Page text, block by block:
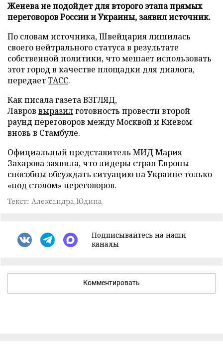
Женева не подойдет для второго этапа прямых
переговоров России и Украины, заявил источник.
По словам источника, Швейцария лишилась
своего нейтрального статуса в результате
собственной политики, что мешает использовать
этот город в качестве площадки для диалога,
передаетТАСС.
Как писала газета ВЗГЛЯД,
Лавров выразилготовность провести второй
раунд переговоров между Москвой и Киевом
вновь в Стамбуле.
Официальный представитель МИД Мария
Захарова заявила, что лидеры стран Европы
способны обсуждать ситуацию на Украине только
«под столом» переговоров.
Текст: Александра Юдина
Подписывайтесь на наши
каналы
Комментировать